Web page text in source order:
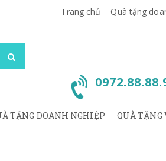
Trang chủ Quà tặng
TẶNG DOANH NGHIỆP QUÀ TẶNG